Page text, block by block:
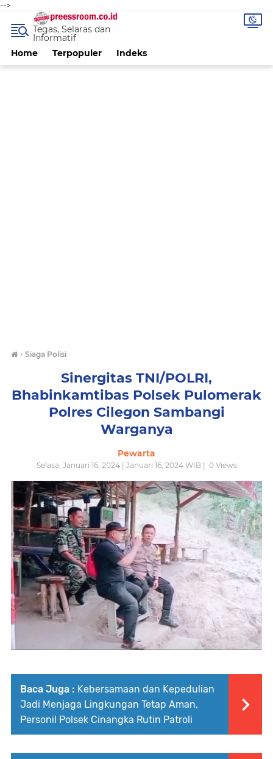
-->
Home Terpopuler Indeks
Tegas, Selaras dan
Informatif
› Siaga Polisi
Sinergitas TNI/POLRI,
Bhabinkamtibas Polsek Pulomerak
Polres Cilegon Sambangi
Warganya
Pewarta
Selasa, Januari 16, 2024 | Januari 16, 2024 WIB | 0Views
Baca Juga : Kebersamaan dan Kepedulian
Jadi Menjaga Lingkungan Tetap Aman,
Personil Polsek Cinangka Rutin Patroli